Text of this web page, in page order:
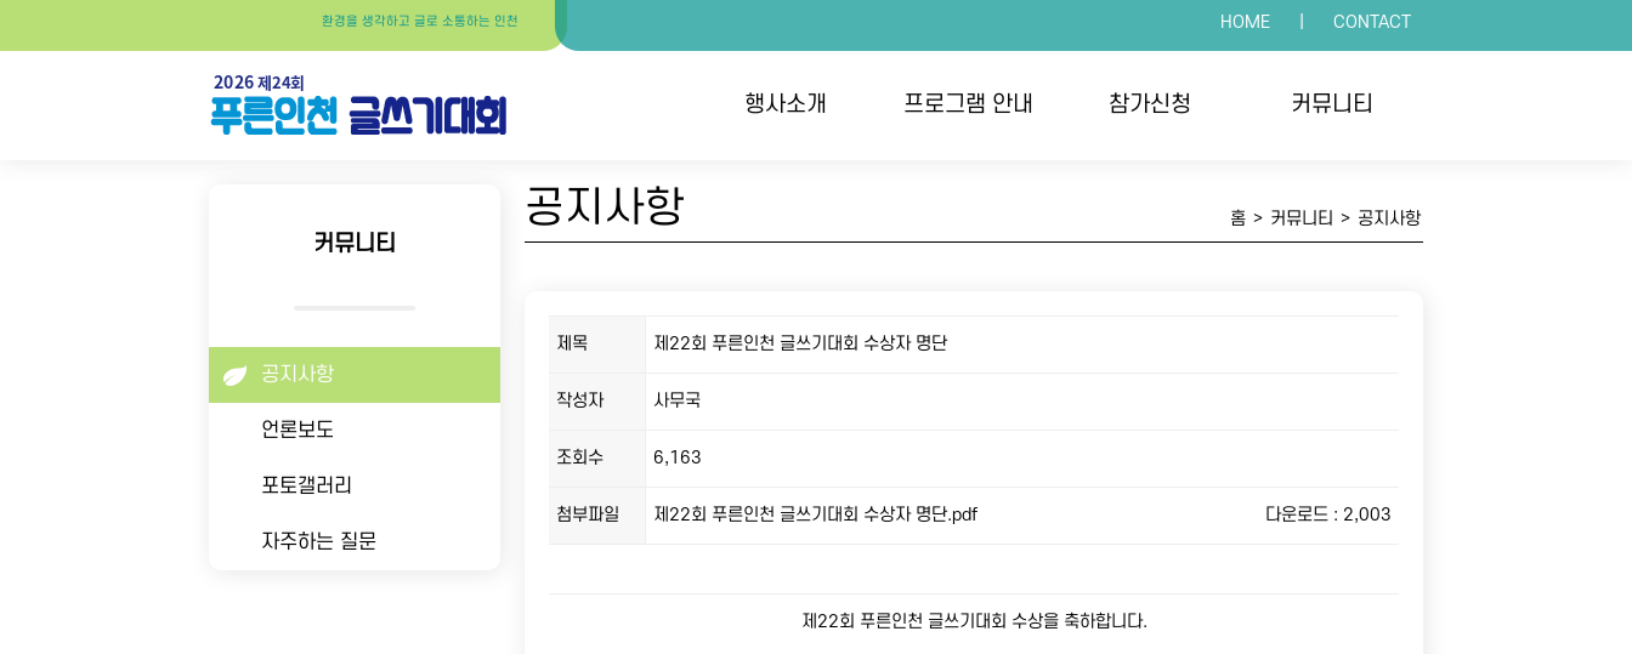
환경을 생각하고 글로 소통하는 인천 HOME CONTACT
행사소개 프로그램 안내 참가신청 커뮤니티
오시는 길 역대수상자 단체접수 언론보도
커뮤니티
공지사항
언론보도
포토갤러리
자주하는 질문
공지사항 홈 > 커뮤니티 > 공지사항
제목 제22회 푸른인천 글쓰기대회 수상자 명단
작성자 사무국
조회수 6,163
첨부파일 제22회 푸른인천 글쓰기대회 수상자 명단.pdf 다운로드 : 2,003
제22회 푸른인천 글쓰기대회 수상을 축하합니다.